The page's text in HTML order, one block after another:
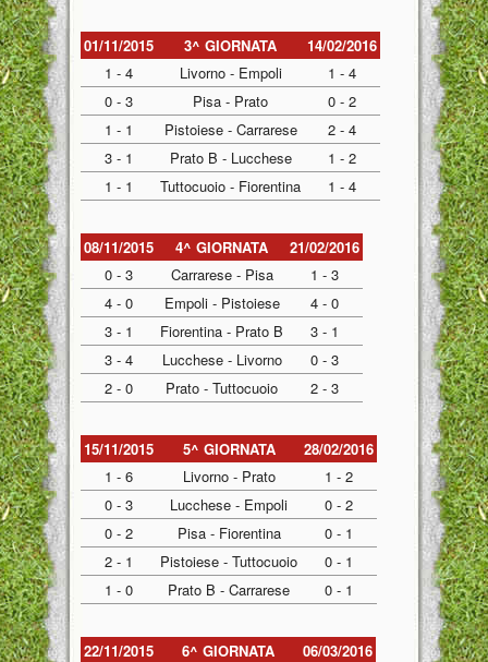
01/11/2015 3^ GIORNATA
14/02/2016
1 - 4
Livorno - Empoli
1 - 4
0 - 3
Pisa - Prato
0 - 2
1 - 1
Pistoiese - Carrarese
2 - 4
3 - 1
Prato B - Lucchese
1 - 2
1 - 1
Tuttocuoio - Fiorentina 1 - 4
08/11/2015 4^ GIORNATA
21/02/2016
0 - 3
Carrarese - Pisa
1 - 3
4 - 0
Empoli - Pistoiese
4 - 0
3 - 1
Fiorentina - Prato B
3 - 1
3 - 4
Lucchese - Livorno
0 - 3
2 - 0
Prato - Tuttocuoio 2 - 3
15/11/2015 5^ GIORNATA
28/02/2016
1 - 6
Livorno - Prato
1 - 2
0 - 3
Lucchese - Empoli
0 - 2
0 - 2
Pisa - Fiorentina
0 - 1
2 - 1
Pistoiese - Tuttocuoio
0 - 1
1 - 0
Prato B - Carrarese 0 - 1
22/11/2015 6^ GIORNATA
06/03/2016